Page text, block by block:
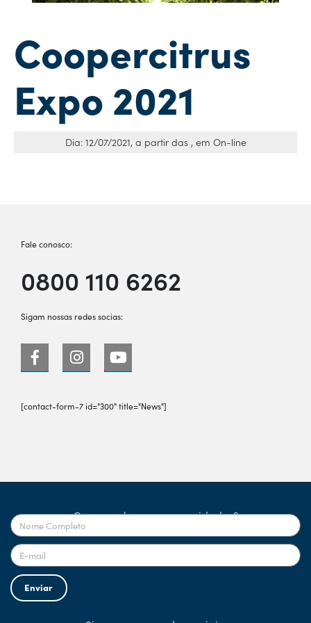
Coopercitrus
Expo 2021
Dia: 12/07/2021, a partir das , em On-line
Fale conosco:
0800 110 6262
Sigam nossas redes socias:
[contact-form-7 id="300" title="News"]
Quer receber nossas novidades?
Enviar